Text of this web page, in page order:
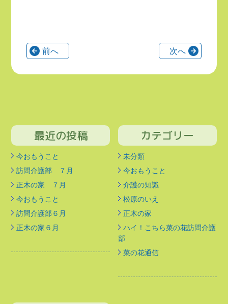
前へ 次へ
最近の投稿
今おもうこと
訪問介護部 ７月
正木の家 ７月
今おもうこと
訪問介護部６月
正木の家６月
カテゴリー
未分類
今おもうこと
介護の知識
松原のいえ
正木の家
ハイ！こちら菜の花訪問介護
部
菜の花通信